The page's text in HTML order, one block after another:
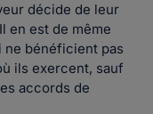
décide de leur
en est de même
ne bénéficient pas
ils exercent, sauf
accords de